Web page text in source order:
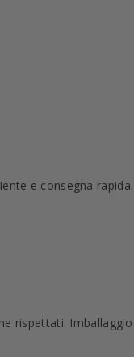
e consegna rapida.
rispettati. Imballaggio